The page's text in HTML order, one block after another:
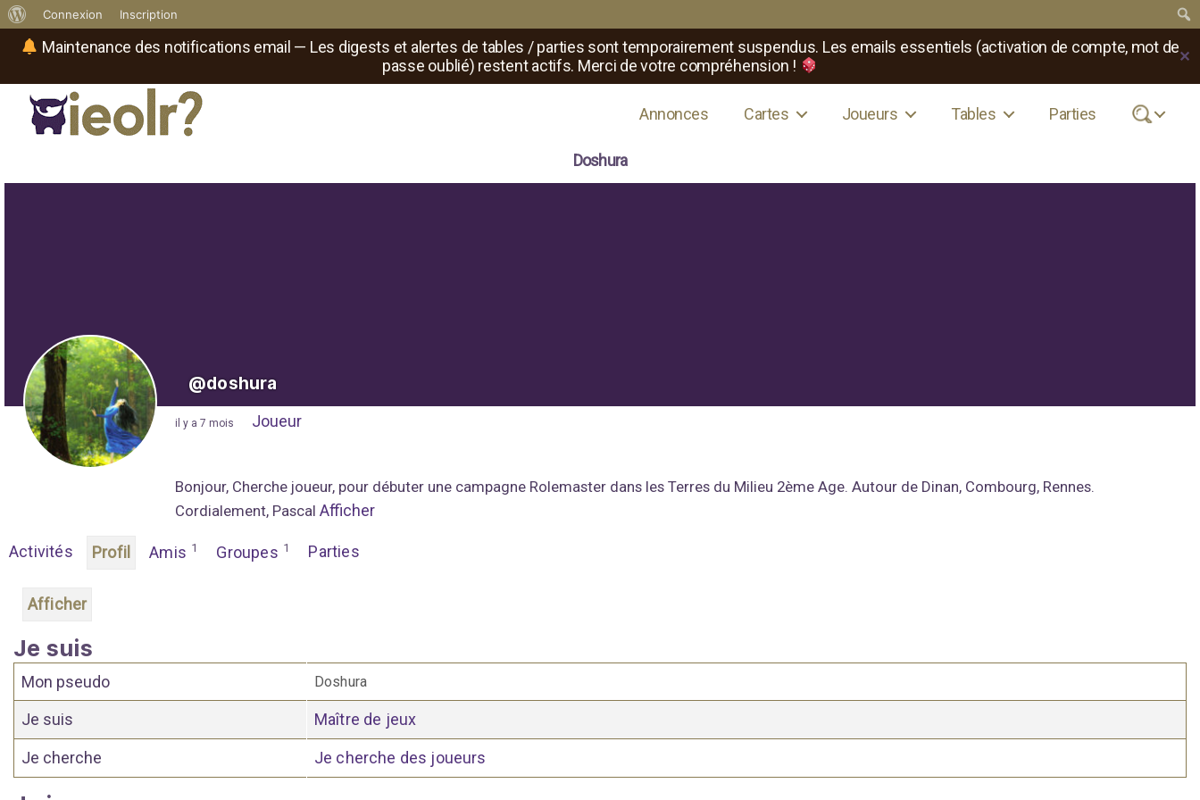
Maintenance des notifications email — Les digests et alertes de tables / parties sont temporairement suspendus. Les emails essentiels (activation de compte, mot de
passe oublié) restent actifs. Merci de votre compréhension !
✕
propos
WordPress
Connexion Inscription
où
Annonces Cartes Joueurs Tables Parties .
Doshura
@doshura
il y a 7 mois Joueur
Bonjour, Cherche joueur, pour débuter une campagne Rolemaster dans les Terres du Milieu 2ème Age. Autour de Dinan, Combourg, Rennes.
Cordialement, Pascal Afficher
Activités Profil Amis 1 Groupes 1 Parties
Afficher
Je suis
Mon pseudo Doshura
Je suis Maître de jeux
Je cherche Je cherche des joueurs